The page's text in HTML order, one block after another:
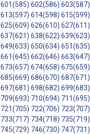
601(585) 602(586) 603(587)
613(597) 614(598) 615(599)
625(609) 626(610) 627(611)
637(621) 638(622) 639(623)
649(633) 650(634) 651(635)
661(645) 662(646) 663(647)
673(657) 674(658) 675(659)
685(669) 686(670) 687(671)
697(681) 698(682) 699(683)
709(693) 710(694) 711(695)
721(705) 722(706) 723(707)
733(717) 734(718) 735(719)
745(729) 746(730) 747(731)